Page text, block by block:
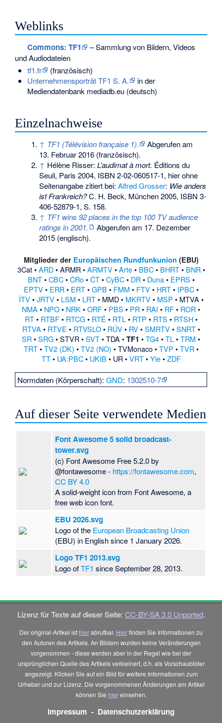
Weblinks
Commons: TF1
– Sammlung von Bildern, Videos
und Audiodateien
tf1.fr
(französisch)
Unternehmensporträt TF1 S. A.
in der
Mediendatenbank mediadb.eu (deutsch)
Einzelnachweise
↑ TF1 (Télévision française 1).
Abgerufen am
13. Februar 2016 (französisch).
↑ Hélène Risser:L’audimat à mort. Éditions du
Seuil, Paris 2004, ISBN 2-02-060517-1, hier ohne
Seitenangabe zitiert bei:Alfred Grosser: Wie anders
ist Frankreich?C. H. Beck, München 2005, ISBN 3-
406-52879-1, S. 158.
↑ TF1 wins 92 places in the top 100 TV audience
ratings in 2001.
Abgerufen am 17. Dezember
2015 (englisch).
Mitglieder der Europäischen Rundfunkunion (EBU)
3Cat•ARD•ARMR•ARMTV•Arte• BBC• BHRT• BNR•
BNT•CBC•ČRo•ČT•CyBC• DR• Duna• EPRS •
EPTV• ERR• ERT•GPB • FMM • FTV• HRT• IPBC•
İTV•JRTV• LSM • LRT• MMD• MKRTV• MSP • MTVA •
NMA • NPO• NRK•ORF• PBS • PR• RAI • RF• ROR•
RT• RTBF• RTCG• RTÉ • RTL• RTP • RTS • RTSH•
RTVA • RTVE • RTVSLO• RÚV• RV•SMRTV•SNRT•
SR•SRG•STVR•SVT•TDA • TF1 •TG4•TL•TRM •
TRT•TV2 (DK) •TV2 (NO) •TVMonaco•TVP •TVR•
TT• UA:PBC• UKIB • UR•VRT•Yle•ZDF
Normdaten (Körperschaft):GND: 1302510-7
Auf dieser Seite verwendete Medien
Font Awesome 5 solid broadcast-
tower.svg
(c) Font Awesome Free 5.2.0 by
@fontawesome - https://fontawesome.com,
CC BY 4.0
A solid-weight icon from Font Awesome, a
free web icon font.
EBU 2026.svg
Logo of the European Broadcasting Union
(EBU) in English since 1 January 2026.
Logo TF1 2013.svg
Logo ofTF1 since September 28, 2013.
Lizenz für Texte auf dieser Seite: CC-BY-SA 3.0 Unported.
Der original-Artikel ist hierabrufbar. Hierfinden Sie Informationen zu
den Autoren des Artikels. An Bildern wurden keine Veränderungen
vorgenommen - diese werden aber in der Regel wie bei der
ursprünglichen Quelle des Artikels verkleinert, d.h. als Vorschaubilder
angezeigt. Klicken Sie auf ein Bild für weitere Informationen zum
Urheber und zur Lizenz. Die vorgenommenen Änderungen am Artikel
können Sie hiereinsehen.
Impressum - Datenschutzerklärung